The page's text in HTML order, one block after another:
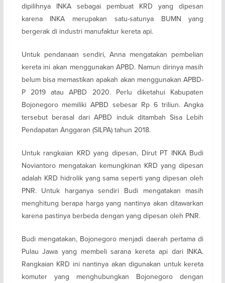
dipilihnya INKA sebagai pembuat KRD yang dipesan
karena INKA merupakan satu-satunya BUMN yang
bergerak di industri manufaktur kereta api.
Untuk pendanaan sendiri, Anna mengatakan pembelian
kereta ini akan menggunakan APBD. Namun dirinya masih
belum bisa memastikan apakah akan menggunakan APBD-
P 2019 atau APBD 2020. Perlu diketahui Kabupaten
Bojonegoro memiliki APBD sebesar Rp 6 triliun. Angka
tersebut berasal dari APBD induk ditambah Sisa Lebih
Pendapatan Anggaran (SILPA) tahun 2018.
Untuk rangkaian KRD yang dipesan, Dirut PT INKA Budi
Noviantoro mengatakan kemungkinan KRD yang dipesan
adalah KRD hidrolik yang sama seperti yang dipesan oleh
PNR. Untuk harganya sendiri Budi mengatakan masih
menghitung berapa harga yang nantinya akan ditawarkan
karena pastinya berbeda dengan yang dipesan oleh PNR.
Budi mengatakan, Bojonegoro menjadi daerah pertama di
Pulau Jawa yang membeli sarana kereta api dari INKA.
Rangkaian KRD ini nantinya akan digunakan untuk kereta
komuter yang menghubungkan Bojonegoro dengan